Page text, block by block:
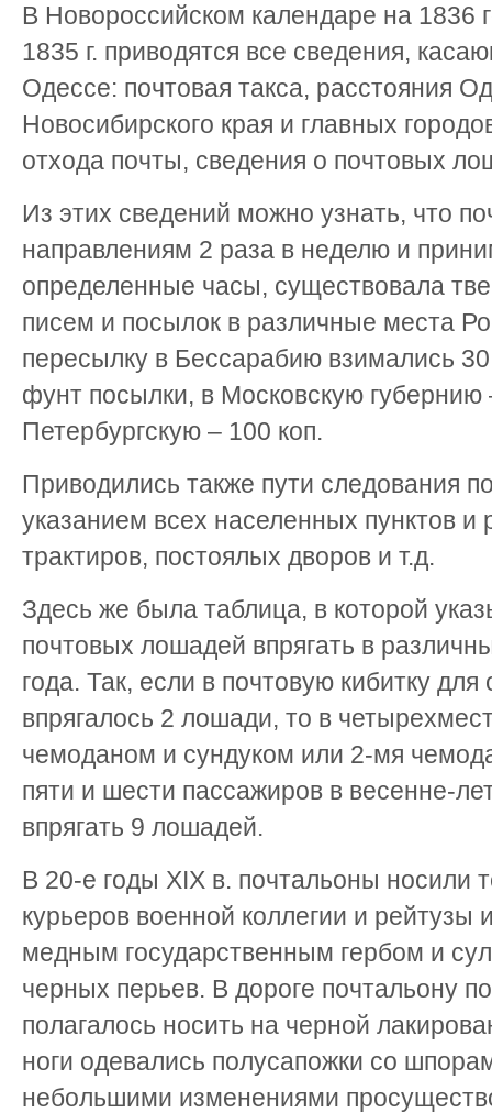
В Новороссийском календаре на 1836
1835 г. приводятся все сведения,
Одессе: почтовая такса, расстояния
Новосибирского края и главных
отхода почты, сведения о почтовых
Из этих сведений можно узнать, что
направлениям 2 раза в неделю и
определенные часы, существовала
писем и посылок в различные места
пересылку в Бессарабию взимались
фунт посылки, в Московскую губернию
Петербургскую – 100 коп.
Приводились также пути следования
указанием всех населенных пунктов
трактиров, постоялых дворов и т.д.
Здесь же была таблица, в которой
почтовых лошадей впрягать в
года. Так, если в почтовую кибитку
впрягалось 2 лошади, то в
чемоданом и сундуком или 2-мя
пяти и шести пассажиров в весенне-
впрягать 9 лошадей.
В 20-е годы ХІХ в. почтальоны носили
курьеров военной коллегии и рейтузы
медным государственным гербом и
черных перьев. В дороге почтальону
полагалось носить на черной
ноги одевались полусапожки со
небольшими изменениями